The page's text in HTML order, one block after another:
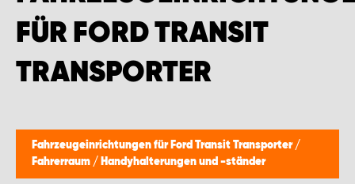
FÜR FORD TRANSIT
TRANSPORTER
Fahrzeugeinrichtungen für Ford Transit Transporter /
Fahrerraum / Handyhalterungen und -ständer
MONTAGEPARTNER WIEN 1230